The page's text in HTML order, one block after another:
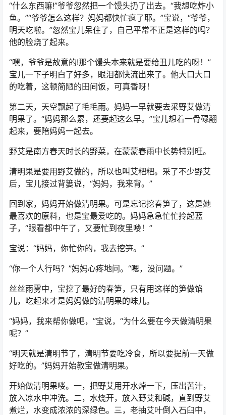
“什么东西嘛!”爷爷忽然把一个馒头扔了出去。“我想吃炸小
鱼。”“爷爷怎么这样？妈妈都快忙疯了耶。”宝说，“爷爷，
明天吃啦。”忽然宝儿呆住了，自己平常不正是这样的吗？
他的脸烧了起来。
“嘿，爷爷是故意的!那个馒头本来就是要给丑儿吃的呀！”
宝儿一下子明白了好多，眼泪都快流出来了。他大口大口
的吃着，这顿简陋的田间饭，可真香呀！
第二天，天空飘起了毛毛雨。妈妈一早就要去采野艾做清
明果了。“妈妈那么累，还要起这么早。”宝儿想着一骨碌翻
起来，要陪妈妈一起去。
野艾是南方春天时长的野菜，在蒙蒙春雨中长势特别旺。
清明果是要用野艾做的，所以也叫艾粑粑。采了不少野艾
后，宝儿接过背篓说，“妈妈，我来背。”
回到家，妈妈开始做清明果。可是忘记挖春笋了，这是她
最喜欢的原料，也是宝最爱吃的。妈妈急急忙忙拎起蓝
子，“眼看都中午了，又要忙到夜里喽！”
宝说：“妈妈，你忙你的，我去挖笋。”
“你一个人行吗？”妈妈心疼地问。“嗯，没问题。”
丝丝雨雾中，宝挖了最好的春笋，只有用这样的笋做馅
儿，吃起来才是妈妈做的清明果的味儿。
“妈妈，我来帮你做吧，”宝说，“为什么要在今天做清明果
呢？”
“明天就是清明节了，清明节要吃冷食，所以要提前一天做
好吃的。”妈妈开始教宝做清明果。
开始做清明果喽。一，把野艾用开水焯一下，压出苦汁，
放入凉水中冲洗。二，水烧开，放入野艾和碱，直到野艾
煮烂，水变成浓浓的深绿色。三，老抽艾叶倒入石臼中，